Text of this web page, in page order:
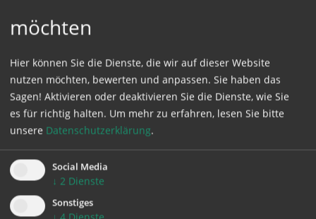
Tonträger sind voll von diesem unsagbaren Geheimnis,
Und letztlich ist und bleibt dieses Geheimnis nicht
fassbar, es ist und bleibt ein Mysterium, dem wir uns
nur mit Dankbarkeit nähern können.
Danke, dass es Dich gibt!
Die Haltung der Dankbarkeit seiner Partnerin, seinem
Partner gegenüber ist eine wichtige Basis für eine
gelingende Beziehung, sie stärkt den Zusammenhalt,
möchten
Hier können Sie die Dienste, die wir auf dieser Website
nutzen möchten, bewerten und anpassen. Sie haben das
Sagen! Aktivieren oder deaktivieren Sie die Dienste, wie Sie
es für richtig halten. Um mehr zu erfahren, lesen Sie bitte
unsere Datenschutzerklärung.
Social Media
↓ 2 Dienste
Sonstiges